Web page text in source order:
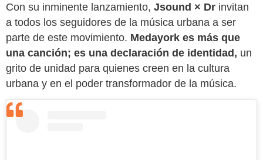
Con su inminente lanzamiento, Jsound × Dr invitan
a todos los seguidores de la música urbana a ser
parte de este movimiento. Medayork es más que
una canción; es una declaración de identidad, un
grito de unidad para quienes creen en la cultura
urbana y en el poder transformador de la música.